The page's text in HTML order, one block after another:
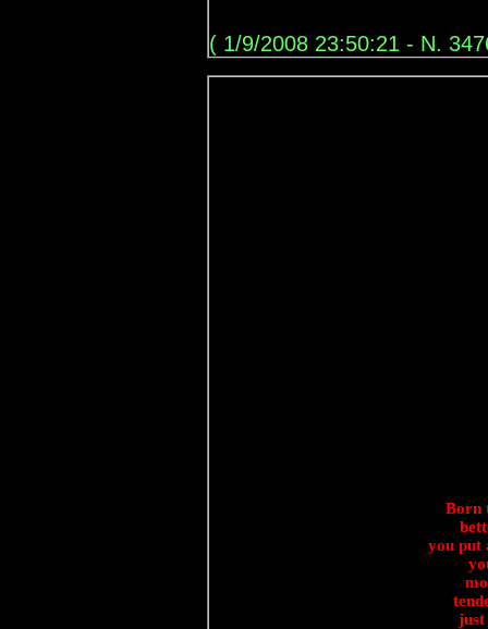
( 1/9/2008 23:50:21 - N.
Born
you put
just